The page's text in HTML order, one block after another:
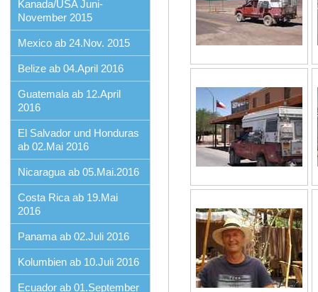
Kanada/USA Juni-
November 2015
Mexico ab 24.Nov. 2015
Belize ab 04.April 2016
Guatemala ab 12.April
2016
El Salvador und Honduras
ab 02.Mai 2016
Nicaragua ab 05.Mai.2016
Costa Rica ab 19.Mai
2016
Panama ab 02.Juli 2016
Kolumbien ab 10.Juli 2016
Ecuador ab 01.September